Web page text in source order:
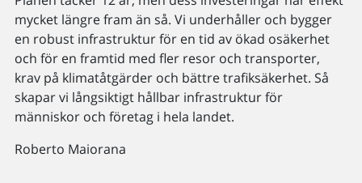
mycket längre fram än så. Vi underhåller och bygger
en robust infrastruktur för en tid av ökad osäkerhet
och för en framtid med fler resor och transporter,
krav på klimatåtgärder och bättre trafiksäkerhet. Så
skapar vi långsiktigt hållbar infrastruktur för
människor och företag i hela landet.
Roberto Maiorana